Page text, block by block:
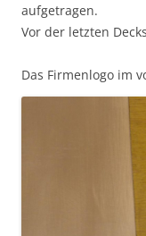
aufgetragen.
Vor der letzten
Das Firmenlogo im